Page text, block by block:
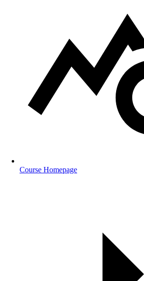
Course Homepage